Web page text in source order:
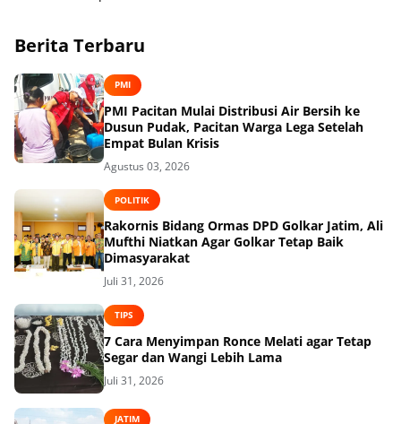
Berita Terbaru
PMI
PMI Pacitan Mulai Distribusi Air Bersih ke
Dusun Pudak, Pacitan Warga Lega Setelah
Empat Bulan Krisis
Agustus 03, 2026
POLITIK
Rakornis Bidang Ormas DPD Golkar Jatim, Ali
Mufthi Niatkan Agar Golkar Tetap Baik
Dimasyarakat
Juli 31, 2026
TIPS
7 Cara Menyimpan Ronce Melati agar Tetap
Segar dan Wangi Lebih Lama
Juli 31, 2026
JATIM